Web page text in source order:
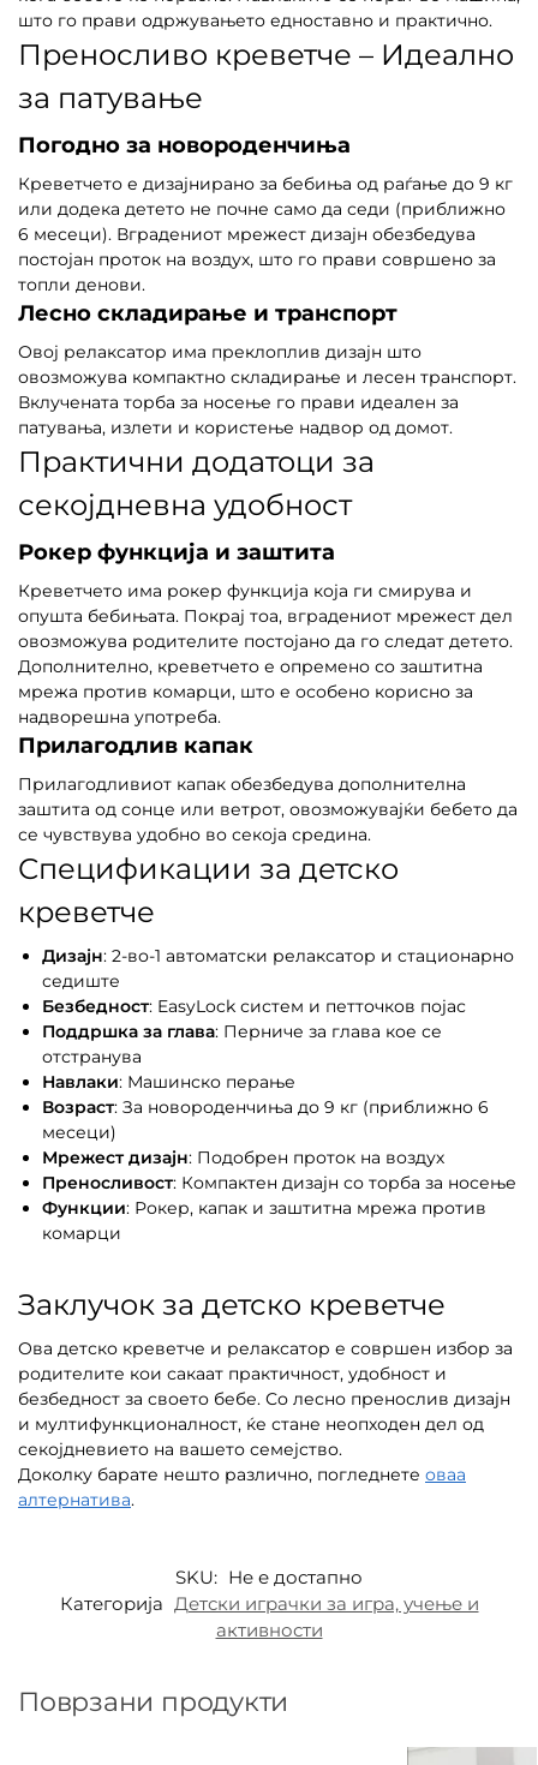
што го прави одржувањето едноставно и практично.
Преносливо креветче – Идеално
за патување
Погодно за новороденчиња
Креветчето е дизајнирано за бебиња од раѓање до 9 кг
или додека детето не почне само да седи (приближно
6 месеци). Вградениот мрежест дизајн обезбедува
постојан проток на воздух, што го прави совршено за
топли денови.
Лесно складирање и транспорт
Овој релаксатор има преклоплив дизајн што
овозможува компактно складирање и лесен транспорт.
Вклучената торба за носење го прави идеален за
патувања, излети и користење надвор од домот.
Практични додатоци за
секојдневна удобност
Рокер функција и заштита
Креветчето има рокер функција која ги смирува и
опушта бебињата. Покрај тоа, вградениот мрежест дел
овозможува родителите постојано да го следат детето.
Дополнително, креветчето е опремено со заштитна
мрежа против комарци, што е особено корисно за
надворешна употреба.
Прилагодлив капак
Прилагодливиот капак обезбедува дополнителна
заштита од сонце или ветрот, овозможувајќи бебето да
се чувствува удобно во секоја средина.
Спецификации за детско
креветче
Дизајн: 2-во-1 автоматски релаксатор и стационарно
седиште
Безбедност: EasyLock систем и петточков појас
Поддршка за глава: Перниче за глава кое се
отстранува
Навлаки: Машинско перање
Возраст: За новороденчиња до 9 кг (приближно 6
месеци)
Мрежест дизајн: Подобрен проток на воздух
Преносливост: Компактен дизајн со торба за носење
Функции: Рокер, капак и заштитна мрежа против
комарци
Заклучок за детско креветче
Ова детско креветче и релаксатор е совршен избор за
родителите кои сакаат практичност, удобност и
безбедност за своето бебе. Со лесно пренослив дизајн
и мултифункционалност, ќе стане неопходен дел од
секојдневието на вашето семејство.
Доколку барате нешто различно, погледнете оваа
алтернатива.
SKU: Не е достапно
Категорија Детски играчки за игра, учење и
активности
Поврзани продукти